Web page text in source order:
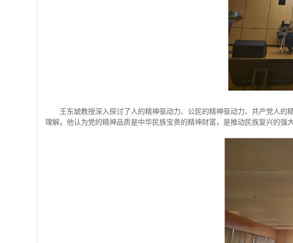
王东虓教授深入探讨了人的精神驱动力、公民的精神驱动力、共产党人
理解。他认为党的精神品质是中华民族宝贵的精神财富，是推动民族复兴的强